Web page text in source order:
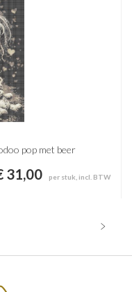
pop met beer
31,00 per stuk, incl. BTW